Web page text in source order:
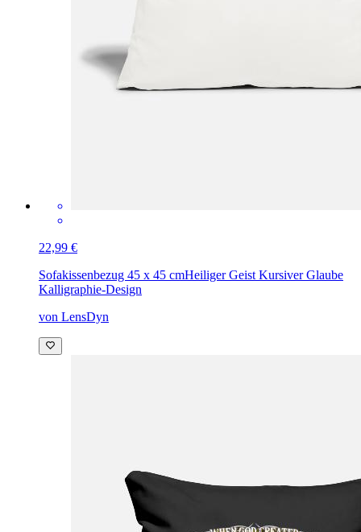
22,99 €
Sofakissenbezug 45 x 45 cmHeiliger Geist Kursiver Glaube
Kalligraphie-Design
von LensDyn